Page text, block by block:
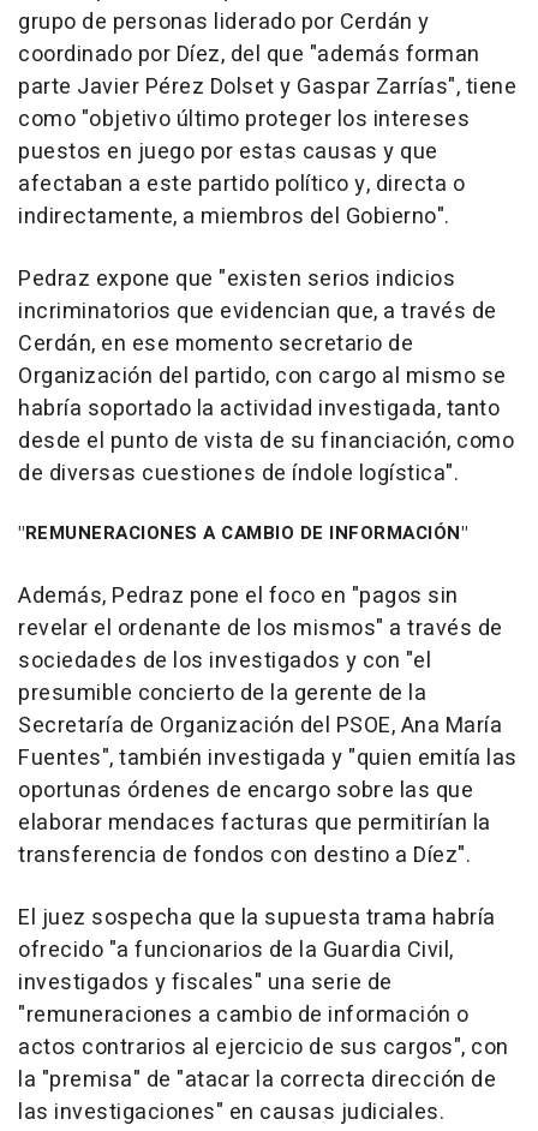
grupo de personas liderado por Cerdán y
coordinado por Díez, del que "además forman
parte Javier Pérez Dolset y Gaspar Zarrías", tiene
como "objetivo último proteger los intereses
puestos en juego por estas causas y que
afectaban a este partido político y, directa o
indirectamente, a miembros del Gobierno".
Pedraz expone que "existen serios indicios
incriminatorios que evidencian que, a través de
Cerdán, en ese momento secretario de
Organización del partido, con cargo al mismo se
habría soportado la actividad investigada, tanto
desde el punto de vista de su financiación, como
de diversas cuestiones de índole logística".
"REMUNERACIONES A CAMBIO DE INFORMACIÓN"
Además, Pedraz pone el foco en "pagos sin
revelar el ordenante de los mismos" a través de
sociedades de los investigados y con "el
presumible concierto de la gerente de la
Secretaría de Organización del PSOE, Ana María
Fuentes", también investigada y "quien emitía las
oportunas órdenes de encargo sobre las que
elaborar mendaces facturas que permitirían la
transferencia de fondos con destino a Díez".
El juez sospecha que la supuesta trama habría
ofrecido "a funcionarios de la Guardia Civil,
investigados y fiscales" una serie de
"remuneraciones a cambio de información o
actos contrarios al ejercicio de sus cargos", con
la "premisa" de "atacar la correcta dirección de
las investigaciones" en causas judiciales.